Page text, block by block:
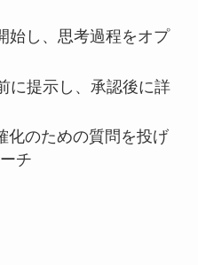
始し、思考過程をオプ
に提示し、承認後に詳
化のための質問を投げ
チ